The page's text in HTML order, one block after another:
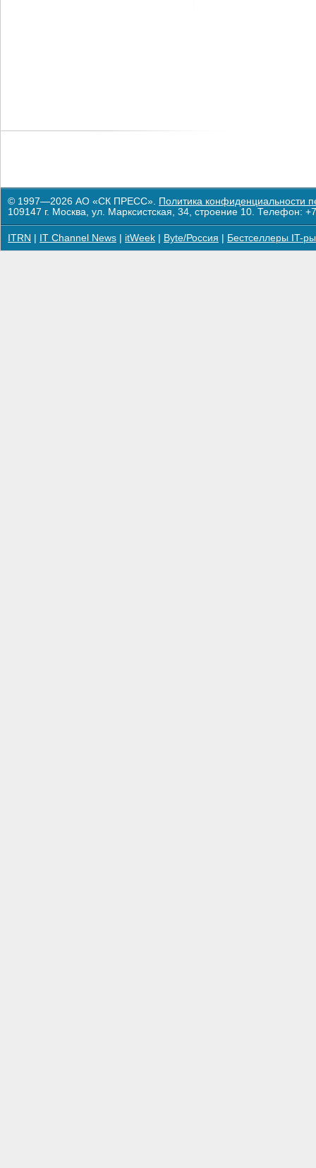
© 1997—2026 АО «СК ПРЕСС». Политика конфиденциальности
109147 г. Москва, ул. Марксистская, 34, строение 10. Телефон:
ITRN IT Channel News itWeek Byte/Россия Бестселлеры IT-